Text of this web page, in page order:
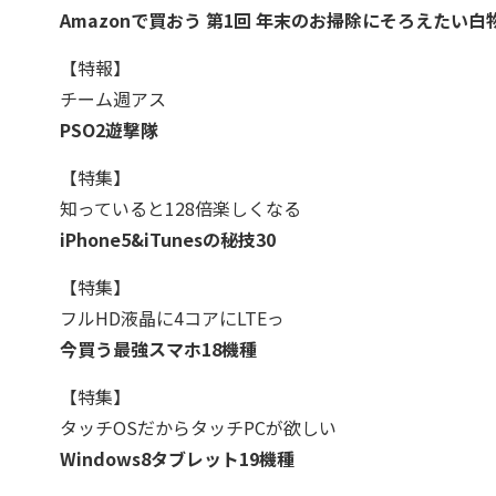
Amazonで買おう 第1回 年末のお掃除にそろえたい白
【特報】
チーム週アス
PSO2遊撃隊
【特集】
知っていると128倍楽しくなる
iPhone5&iTunesの秘技30
【特集】
フルHD液晶に4コアにLTEっ
今買う最強スマホ18機種
【特集】
タッチOSだからタッチPCが欲しい
Windows8タブレット19機種